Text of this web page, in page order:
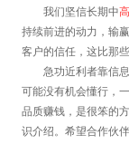
我们坚信长期中
持续前进的动力，输
客户的信任，这比那
急功近利者靠信息
可能没有机会懂行，
品质赚钱，是很笨的
识介绍。希望合作伙